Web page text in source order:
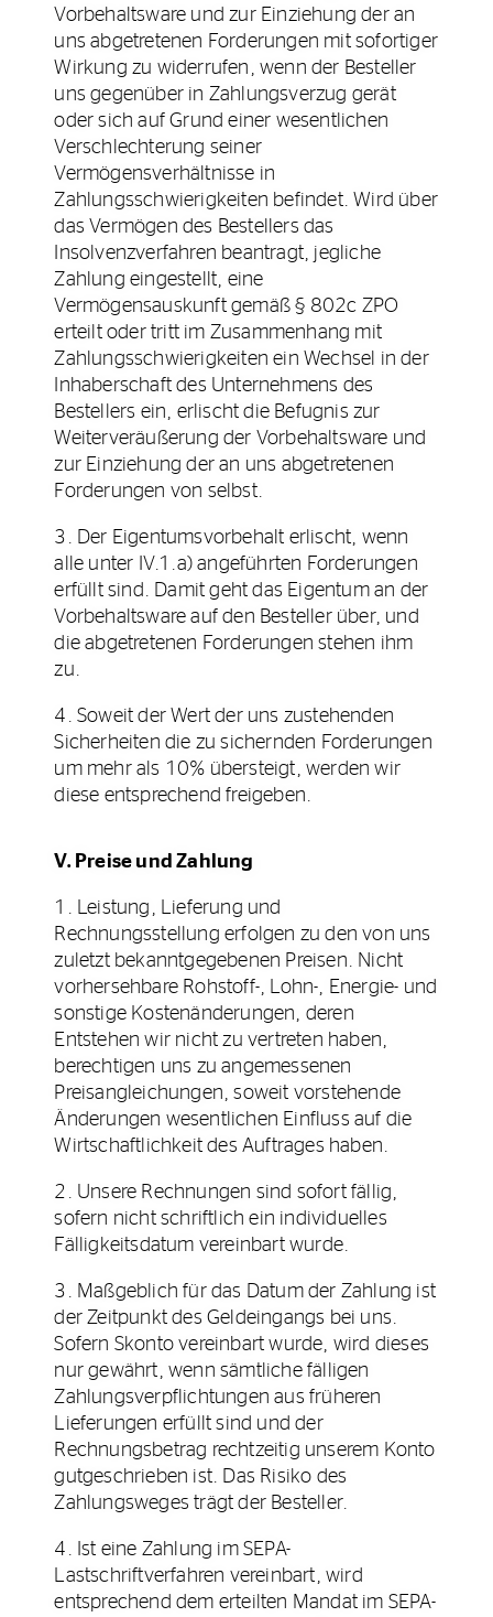
Vorbehaltsware und zur Einziehung der an
uns abgetretenen Forderungen mit sofortiger
Wirkung zu widerrufen, wenn der Besteller
uns gegenüber in Zahlungsverzug gerät
oder sich auf Grund einer wesentlichen
Verschlechterung seiner
Vermögensverhältnisse in
Zahlungsschwierigkeiten befindet. Wird über
das Vermögen des Bestellers das
Insolvenzverfahren beantragt, jegliche
Zahlung eingestellt, eine
Vermögensauskunft gemäß § 802c ZPO
erteilt oder tritt im Zusammenhang mit
Zahlungsschwierigkeiten ein Wechsel in der
Inhaberschaft des Unternehmens des
Bestellers ein, erlischt die Befugnis zur
Weiterveräußerung der Vorbehaltsware und
zur Einziehung der an uns abgetretenen
Forderungen von selbst.
3. Der Eigentumsvorbehalt erlischt, wenn
alle unter IV.1.a) angeführten Forderungen
erfüllt sind. Damit geht das Eigentum an der
Vorbehaltsware auf den Besteller über, und
die abgetretenen Forderungen stehen ihm
zu.
4. Soweit der Wert der uns zustehenden
Sicherheiten die zu sichernden Forderungen
um mehr als 10% übersteigt, werden wir
diese entsprechend freigeben.
V. Preise und Zahlung
1. Leistung, Lieferung und
Rechnungsstellung erfolgen zu den von uns
zuletzt bekanntgegebenen Preisen. Nicht
vorhersehbare Rohstoff-, Lohn-, Energie- und
sonstige Kostenänderungen, deren
Entstehen wir nicht zu vertreten haben,
berechtigen uns zu angemessenen
Preisangleichungen, soweit vorstehende
Änderungen wesentlichen Einfluss auf die
Wirtschaftlichkeit des Auftrages haben.
2. Unsere Rechnungen sind sofort fällig,
sofern nicht schriftlich ein individuelles
Fälligkeitsdatum vereinbart wurde.
3. Maßgeblich für das Datum der Zahlung ist
der Zeitpunkt des Geldeingangs bei uns.
Sofern Skonto vereinbart wurde, wird dieses
nur gewährt, wenn sämtliche fälligen
Zahlungsverpflichtungen aus früheren
Lieferungen erfüllt sind und der
Rechnungsbetrag rechtzeitig unserem Konto
gutgeschrieben ist. Das Risiko des
Zahlungsweges trägt der Besteller.
4. Ist eine Zahlung im SEPA-
Lastschriftverfahren vereinbart, wird
entsprechend dem erteilten Mandat im SEPA-